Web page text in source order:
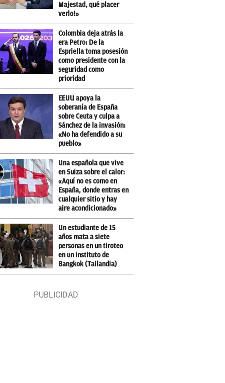
Majestad, qué placer
verlo!»
Colombia deja atrás la
era Petro: De la
Espriella toma posesión
como presidente con la
seguridad como
prioridad
EEUU apoya la
soberanía de España
sobre Ceuta y culpa a
Sánchez de la invasión:
«No ha defendido a su
pueblo»
Una española que vive
en Suiza sobre el calor:
«Aquí no es como en
España, donde entras en
cualquier sitio y hay
aire acondicionado»
Un estudiante de 15
años mata a siete
personas en un tiroteo
en un instituto de
Bangkok (Tailandia)